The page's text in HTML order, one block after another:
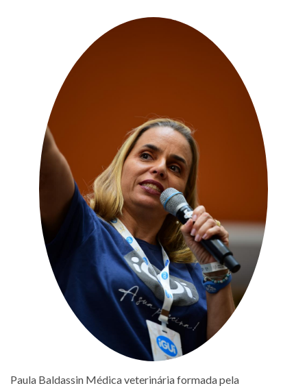
Paula Baldassin Médica veterinária formada pela